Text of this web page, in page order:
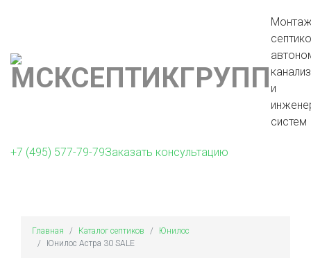
и
систем
+7 (495) 577-79-79Заказать консультацию
Главная Каталог септиков
Юнилос
Юнилос Астра 30 SALE